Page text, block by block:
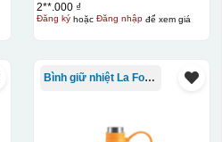
2**.000 ₫
Đăng kýhoặc Đăng nhậpđể xem giá
Bình giữ nhiệt La Fonte